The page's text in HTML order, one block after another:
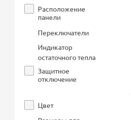
Расположение
панели
Переключатели
Индикатор
остаточного тепла
Защитное
отключение
Цвет